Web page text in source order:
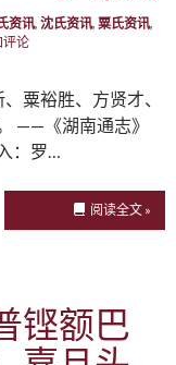
资讯, 沈氏资讯, 粟氏资讯,
评论
粟裕胜、方贤才、
——《湖南通志》
：罗…
阅读全文 »
铿额巴